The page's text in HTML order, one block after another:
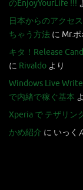
のEnjoyYourLife !!!
日本からのアクセ
ちゃう方法 に Mr.ポ
キタ！Release
に Rivaldo より
Windows Live
で内緒で稼ぐ基本
Xperia で テザリン
かめ紹介 に いっく